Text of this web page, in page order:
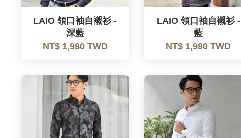
LAIO 領口袖自襯衫 -
深藍
NT$ 1,980 TWD
LAIO 領口袖自襯衫 -
藍
NT$ 1,980 TWD